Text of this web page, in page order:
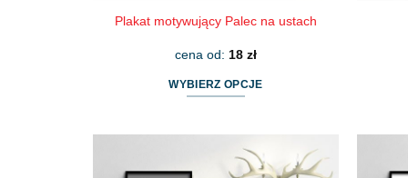
Plakat motywujący Palec na ustach
cena od: 18 zł
WYBIERZ OPCJE
wiele